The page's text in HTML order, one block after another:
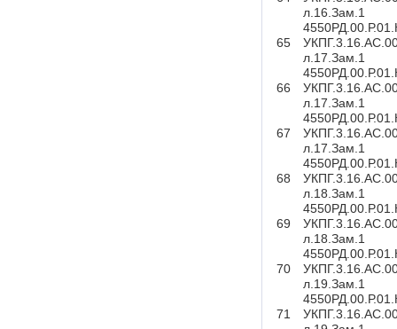
л.16.Зам.1
65
л.17.Зам.1
66
л.17.Зам.1
67
л.17.Зам.1
68
л.18.Зам.1
69
л.18.Зам.1
70
л.19.Зам.1
71